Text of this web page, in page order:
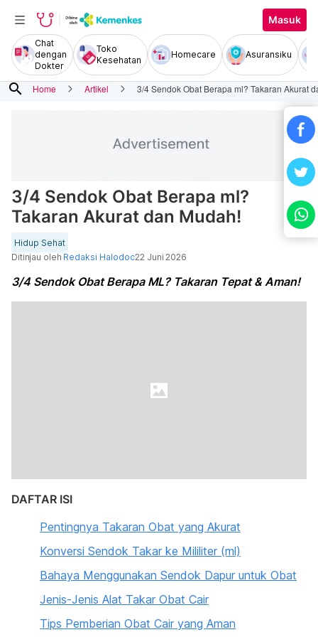
Masuk
Chat
dengan
Dokter
Toko
Kesehatan
Homecare Asuransiku
search Home Artikel 3/4 Sendok Obat Berapa ml? Takaran Akurat
3/4 Sendok Obat Berapa ml?
Takaran Akurat dan Mudah!
Hidup Sehat
Ditinjau oleh Redaksi Halodoc22 Juni 2026
3/4 Sendok Obat Berapa ML? Takaran Tepat & Aman!
DAFTAR ISI
Pentingnya Takaran Obat yang Akurat
Konversi Sendok Takar ke Mililiter (ml)
Bahaya Menggunakan Sendok Dapur untuk Obat
Jenis-Jenis Alat Takar Obat Cair
Tips Pemberian Obat Cair yang Aman